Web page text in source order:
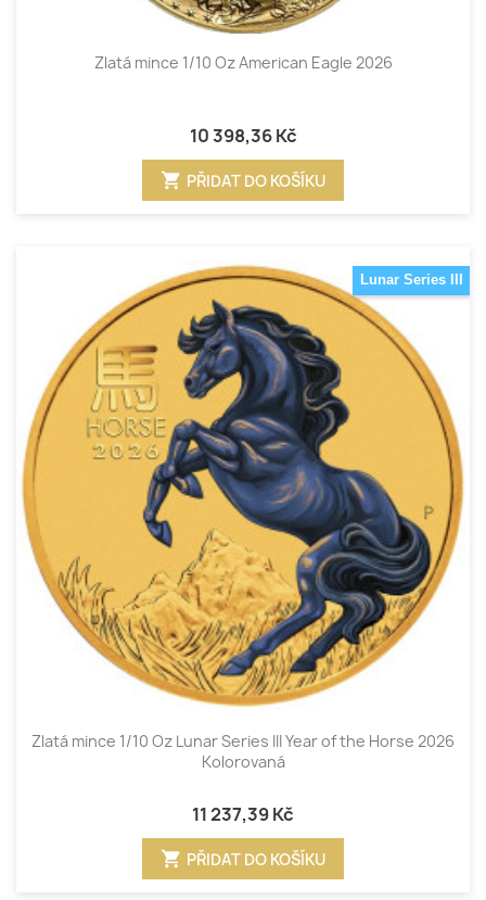
Zlatá mince 1/10 Oz American Eagle 2026
10 398,36 Kč
shopping_cart PŘIDAT DO KOŠÍKU
Lunar Series III
Zlatá mince 1/10 Oz Lunar Series III Year of the Horse 2026
Kolorovaná
11 237,39 Kč
shopping_cart PŘIDAT DO KOŠÍKU